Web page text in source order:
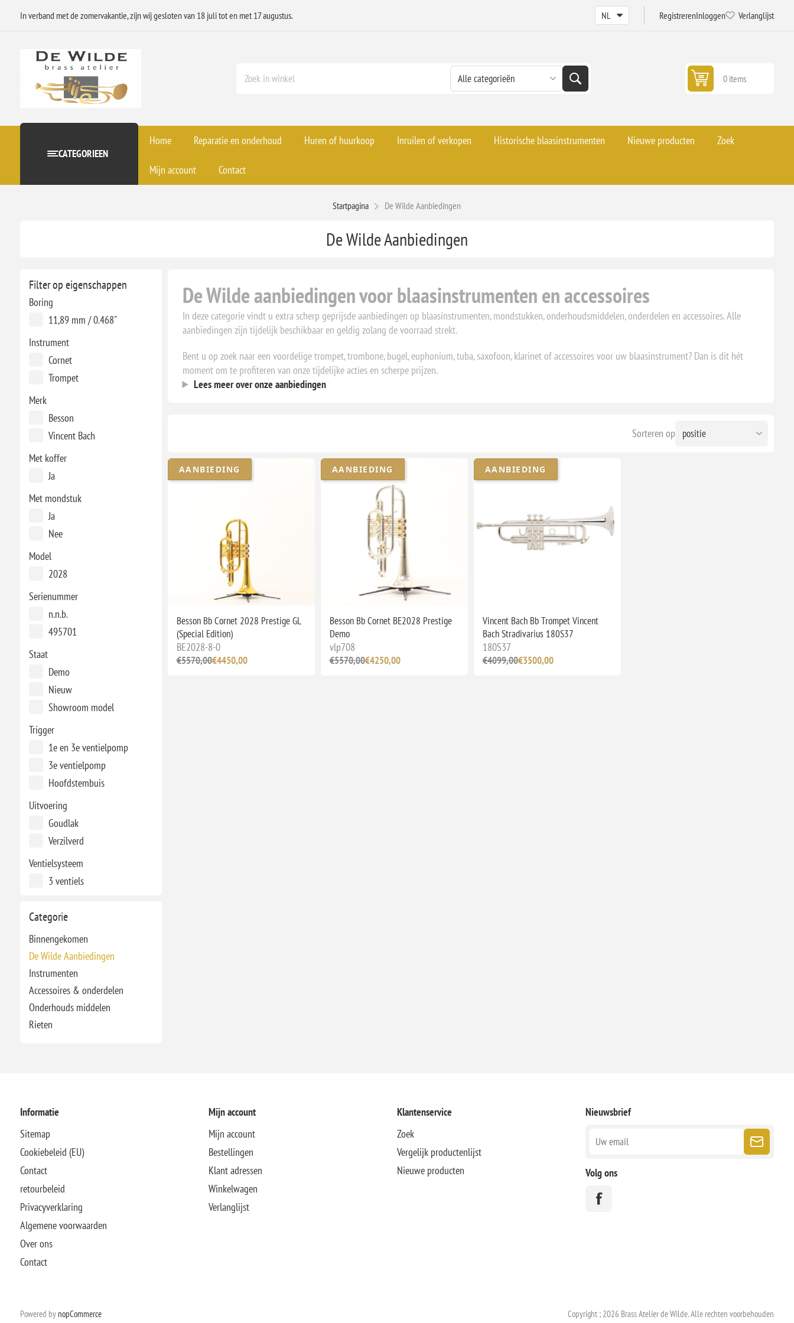
In verband met de zomervakantie, zijn wij gesloten van 18 juli tot en met 17 augustus. RegistrerenInloggen Verlanglijst
0 items
CATEGORIEEN
Home Reparatie en onderhoud Huren of huurkoop Inruilen of verkopen Historische blaasinstrumenten Nieuwe producten Zoek
Mijn account Contact
Startpagina De Wilde Aanbiedingen
Filter op eigenschappen
Boring
11,89 mm / 0.468"
Instrument
Cornet
Trompet
Merk
Besson
Vincent Bach
Met koffer
Ja
Met mondstuk
Ja
Nee
Model
2028
Serienummer
n.n.b.
495701
Staat
Demo
Nieuw
Showroom model
Trigger
1e en 3e ventielpomp
3e ventielpomp
Hoofdstembuis
Uitvoering
Goudlak
Verzilverd
Ventielsysteem
3 ventiels
Categorie
Binnengekomen
De Wilde Aanbiedingen
Instrumenten
Accessoires & onderdelen
Onderhouds middelen
Rieten
De Wilde Aanbiedingen
De Wilde aanbiedingen voor blaasinstrumenten en accessoires
In deze categorie vindt u extra scherp geprijsde aanbiedingen op blaasinstrumenten, mondstukken, onderhoudsmiddelen, onderdelen en accessoires. Alle
aanbiedingen zijn tijdelijk beschikbaar en geldig zolang de voorraad strekt.
Bent u op zoek naar een voordelige trompet, trombone, bugel, euphonium, tuba, saxofoon, klarinet of accessoires voor uw blaasinstrument? Dan is dit hét
moment om te profiteren van onze tijdelijke acties en scherpe prijzen.
Lees meer over onze aanbiedingen
Sorteren op
AANBIEDING
Besson Bb Cornet 2028 Prestige GL
(Special Edition)
BE2028-8-0
€5570,00€4450,00
AANBIEDING
Besson Bb Cornet BE2028 Prestige
Demo
vlp708
€5570,00€4250,00
AANBIEDING
Vincent Bach Bb Trompet Vincent
Bach Stradivarius 180S37
180S37
€4099,00€3500,00
Informatie
Sitemap
Cookiebeleid (EU)
Contact
retourbeleid
Privacyverklaring
Algemene voorwaarden
Over ons
Contact
Mijn account
Mijn account
Bestellingen
Klant adressen
Winkelwagen
Verlanglijst
Klantenservice
Zoek
Vergelijk productenlijst
Nieuwe producten
Nieuwsbrief
Volg ons
Powered by nopCommerce Copyright ; 2026 Brass Atelier de Wilde. Alle rechten voorbehouden